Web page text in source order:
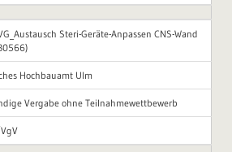
Steri-Geräte-Anpassen CNS-Wand
Hochbauamt Ulm
Vergabe ohne Teilnahmewettbewerb